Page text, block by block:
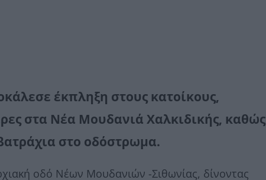
έκπληξη στους κατοίκους,
στα Νέα Μουδανιά Χαλκιδικής, καθώς
στο οδόστρωμα.
οδό Νέων Μουδανιών -Σιθωνίας, δίνοντας